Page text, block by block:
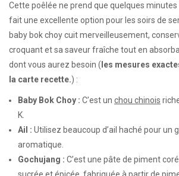
Cette poêlée ne prend que quelques minutes
fait une excellente option pour les soirs de
baby bok choy cuit merveilleusement,
croquant et sa saveur fraîche tout en
dont vous aurez besoin ( les mesures
la carte recette.) :
Baby Bok Choy : C’est un chou chinois
K.
Ail : Utilisez beaucoup d’ail haché pour un
aromatique.
Gochujang : C’est une pâte de piment